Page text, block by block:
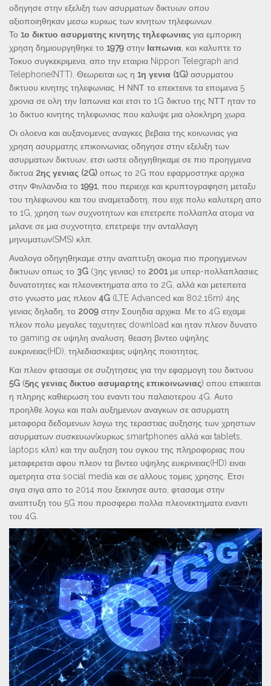
οδηγησε στην εξελιξη των ασυρματων δικτυων οπου
αξιοποιηθηκαν μεσω κυριως των κινητων τηλεφωνων.
Το 1ο δικτυο ασυρματης κινητης τηλεφωνιας για εμπορικη
χρηση δημιουργηθηκε το 1979 στην Ιαπωνια , και καλυπτε το
Τοκυο συγκεκριμενα, απο την εταιρια Nippon Telegraph and
Telephone(NTT). Θεωρειται ως η 1η γενια (1G) ασυρματου
δικτυου κινητης τηλεφωνιας. Η ΝΝΤ το επεκτεινε τα επομενα 5
χρονια σε ολη την Ιαπωνια και ετσι το 1G δικτυο της ΝΤΤ ηταν το
1ο δικτυο κινητης τηλεφωνιας που καλυψε μια ολοκληρη χωρα.
Οι ολοενα και αυξανομενες αναγκες βεβαια της κοινωνιας για
χρηση ασυρματης επικοινωνιας οδηγησε στην εξελιξη των
ασυρματων δικτυων, ετσι ωστε οδηγηθηκαμε σε πιο προηγμενα
δικτυα 2ης γενιας (2G) οπως το 2G που εφαρμοστηκε αρχικα
στην Φινλανδια το 1991 , που περιειχε και κρυπτογραφηση μεταξυ
του τηλεφωνου και του αναμεταδοτη, που ειχε πολυ καλυτερη απο
το 1G, χρηση των συχνοτητων και επετρεπε πολλαπλα ατομα να
μιλανε σε μια συχνοτητα, επετρεψε την ανταλλαγη
μηνυματων(SMS) κλπ.
Αναλογα οδηγηθηκαμε στην αναπτυξη ακομα πιο προηγμενων
δικτυων οπως το 3G (3ης γενιας) το 2001 με υπερ-πολλαπλασιες
δυνατοτητες και πλεονεκτηματα απο το 2G, αλλά και μετεπειτα
στο γνωστο μας πλεον 4G (LTE Advanced και 802.16m) 4ης
γενιας δηλαδη, το 2009 στην Σουηδια αρχικα. Με το 4G ειχαμε
πλεον πολυ μεγαλες ταχυτητες download και ηταν πλεον δυνατο
το gaming σε υψηλη αναλυση, θεαση βιντεο υψηλης
ευκρινειας(HD), τηλεδιασκεψεις υψηλης ποιοτητας.
Και πλεον φτασαμε σε συζητησεις για την εφαρμογη του δικτυου
5G (5ης γενιας δικτυο ασυμαρτης επικοινωνιας) οπου επικειται
η πληρης καθιερωση του εναντι του παλαιοτερου 4G. Αυτο
προηλθε λογω και παλι αυξημενων αναγκων σε ασυρματη
μεταφορα δεδομενων λογω της τεραστιας αυξησης των χρηστων
ασυρματων συσκευων(κυριως smartphones αλλά και tablets,
laptops κλπ) και την αυξηση του ογκου της πληροφοριας που
μεταφερεται αφου πλεον τα βιντεο υψηλης ευκρινειας(HD) ειναι
αμετρητα στα social media και σε αλλους τομεις χρησης. Ετσι
σιγα σιγα απο το 2014 που ξεκινησε αυτο, φτασαμε στην
αναπτυξη του 5G που προσφερει πολλα πλεονεκτηματα εναντι
του 4G.